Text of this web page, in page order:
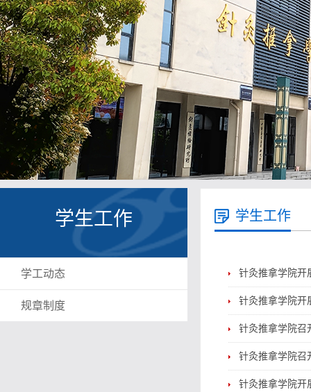
学生工作
学工动态
规章制度
学生工作
针灸推拿学院开
针灸推拿学院开
针灸推拿学院召
针灸推拿学院召
针灸推拿学院开